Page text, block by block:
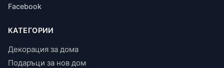
Facebook
КАТЕГОРИИ
Декорация за дома
Подаръци за нов дом